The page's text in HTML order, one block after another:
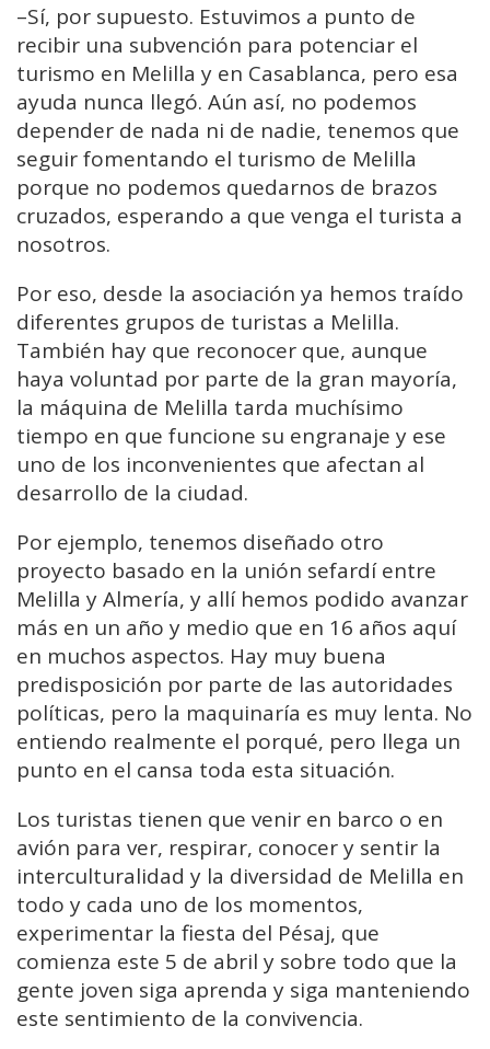
–Sí, por supuesto. Estuvimos a punto de
recibir una subvención para potenciar el
turismo en Melilla y en Casablanca, pero esa
ayuda nunca llegó. Aún así, no podemos
depender de nada ni de nadie, tenemos que
seguir fomentando el turismo de Melilla
porque no podemos quedarnos de brazos
cruzados, esperando a que venga el turista a
nosotros.
Por eso, desde la asociación ya hemos traído
diferentes grupos de turistas a Melilla.
También hay que reconocer que, aunque
haya voluntad por parte de la gran mayoría,
la máquina de Melilla tarda muchísimo
tiempo en que funcione su engranaje y ese
uno de los inconvenientes que afectan al
desarrollo de la ciudad.
Por ejemplo, tenemos diseñado otro
proyecto basado en la unión sefardí entre
Melilla y Almería, y allí hemos podido avanzar
más en un año y medio que en 16 años aquí
en muchos aspectos. Hay muy buena
predisposición por parte de las autoridades
políticas, pero la maquinaría es muy lenta. No
entiendo realmente el porqué, pero llega un
punto en el cansa toda esta situación.
Los turistas tienen que venir en barco o en
avión para ver, respirar, conocer y sentir la
interculturalidad y la diversidad de Melilla en
todo y cada uno de los momentos,
experimentar la fiesta del Pésaj, que
comienza este 5 de abril y sobre todo que la
gente joven siga aprenda y siga manteniendo
este sentimiento de la convivencia.